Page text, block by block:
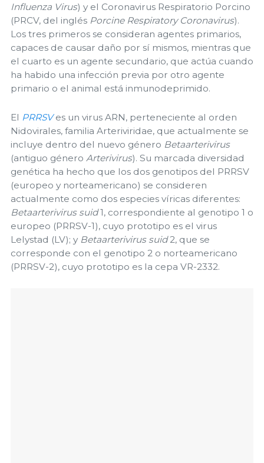
Influenza Virus) y el Coronavirus Respiratorio Porcino
(PRCV, del inglés Porcine Respiratory Coronavirus).
Los tres primeros se consideran agentes primarios,
capaces de causar daño por sí mismos, mientras que
el cuarto es un agente secundario, que actúa cuando
ha habido una infección previa por otro agente
primario o el animal está inmunodeprimido.
El PRRSVes un virus ARN, perteneciente al orden
Nidovirales, familia Arteriviridae, que actualmente se
incluye dentro del nuevo género Betaarterivirus
(antiguo género Arterivirus). Su marcada diversidad
genética ha hecho que los dos genotipos del PRRSV
(europeo y norteamericano) se consideren
actualmente como dos especies víricas diferentes:
Betaarterivirus suid1, correspondiente al genotipo 1 o
europeo (PRRSV-1), cuyo prototipo es el virus
Lelystad (LV); y Betaarterivirus suid2, que se
corresponde con el genotipo 2 o norteamericano
(PRRSV-2), cuyo prototipo es la cepa VR-2332.